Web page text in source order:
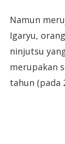
Namun
Igaryu,
ninjutsu
merupakan
tahun (pada